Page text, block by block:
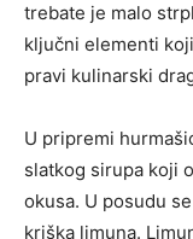
trebate je malo
ključni elementi
pravi kulinarski
U pripremi
slatkog sirupa koji
okusa. U posudu
kriška limuna.